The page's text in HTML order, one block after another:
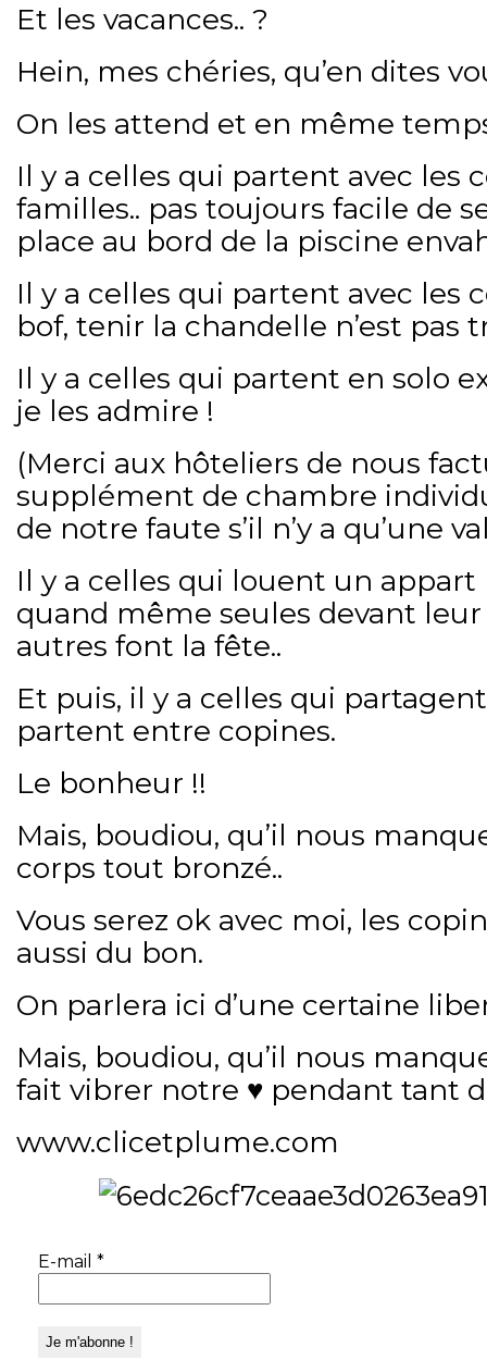
Et les vacances.. ?
Hein, mes chéries, qu’en dites
On les attend et en même
Il y a celles qui partent avec les
familles.. pas toujours facile de
place au bord de la piscine
Il y a celles qui partent avec les
bof, tenir la chandelle n’est pas
Il y a celles qui partent en solo
je les admire !
(Merci aux hôteliers de nous
supplément de chambre
de notre faute s’il n’y a qu’une
Il y a celles qui louent un
quand même seules devant
autres font la fête..
Et puis, il y a celles qui
partent entre copines.
Le bonheur !!
Mais, boudiou, qu’il nous
corps tout bronzé..
Vous serez ok avec moi, les
aussi du bon.
On parlera ici d’une certaine
Mais, boudiou, qu’il nous
fait vibrer notre ♥️ pendant tant
www.clicetplume.com
E-mail *